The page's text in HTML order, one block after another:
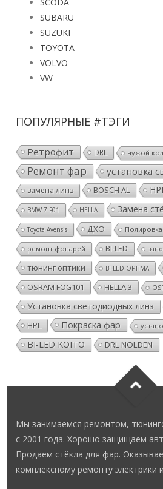
SUBARU
SUZUKI
TOYOTA
VOLVO
VW
ПОПУЛЯРНЫЕ #ТЭГИ
Ретрофит DRL чужой
Ремонт фар установка
замена линз BOSCH AL
BMW 7 F01 HELLA Замена
Toyota Avensis ДХО
ремонт фонарей BI-LED
тюнинг оптики BI-LED OPTIMA
OSRAM FOG101
HELLA 3
Установка светодиодных линз
HPL
Покраска фар
BI-LED KOITO DRL NOLDEN
Мы занимаемся ремонтом,
с 2001 года. Хорошо защищаем
Продаем стёкла для фар.
комплексному ремонту электрики